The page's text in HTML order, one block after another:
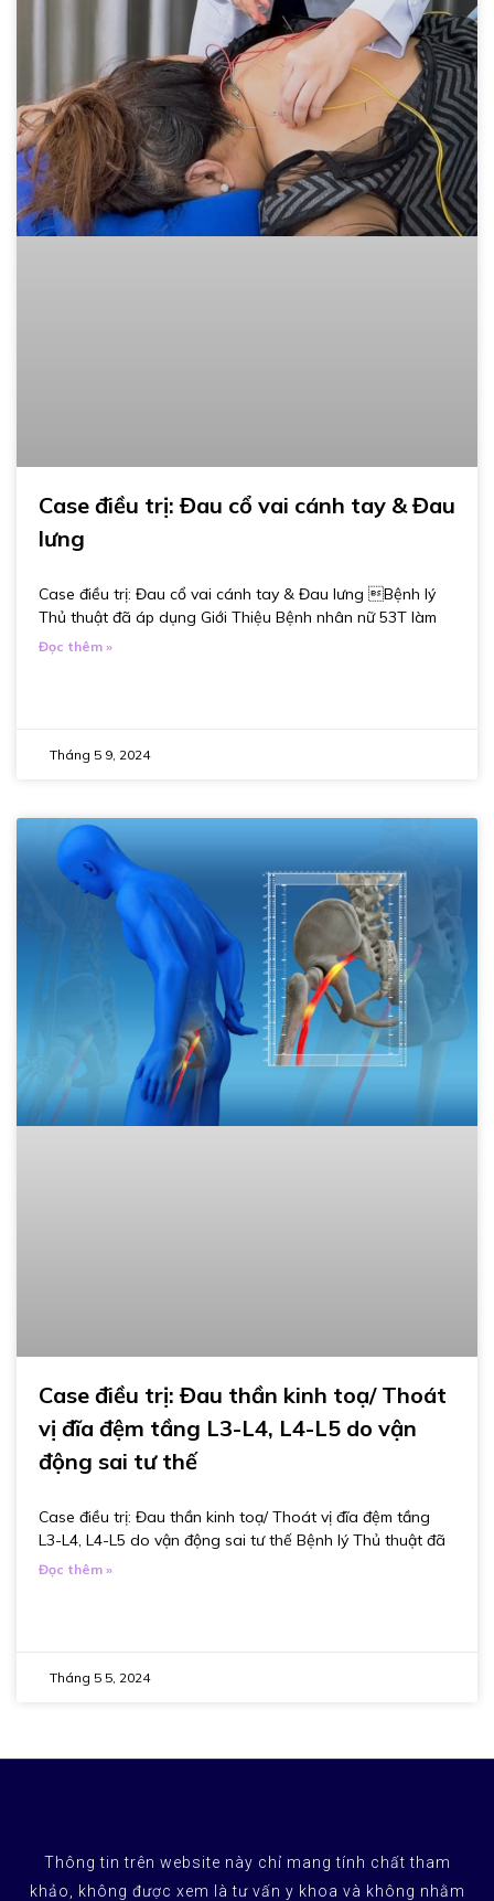
Case điều trị: Đau cổ vai cánh tay & Đau
lưng
Case điều trị: Đau cổ vai cánh tay & Đau lưng Bệnh lý
Thủ thuật đã áp dụng Giới Thiệu Bệnh nhân nữ 53T làm
Đọc thêm »
Tháng 5 9, 2024
Case điều trị: Đau thần kinh toạ/ Thoát
vị đĩa đệm tầng L3-L4, L4-L5 do vận
động sai tư thế
Case điều trị: Đau thần kinh toạ/ Thoát vị đĩa đệm tầng
L3-L4, L4-L5 do vận động sai tư thế Bệnh lý Thủ thuật đã
Đọc thêm »
Tháng 5 5, 2024
Thông tin trên website này chỉ mang tính chất tham
khảo, không được xem là tư vấn y khoa và không nhằm